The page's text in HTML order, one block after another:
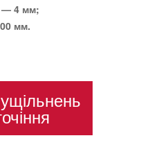
— 4 мм;
мм.